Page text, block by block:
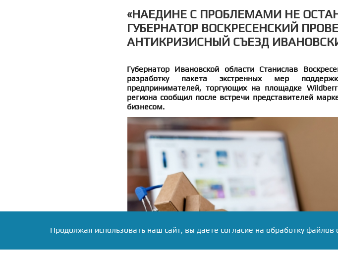
«НАЕДИНЕ С ПРОБЛЕМАМИ НЕ
ГУБЕРНАТОР ВОСКРЕСЕНСКИЙ
АНТИКРИЗИСНЫЙ СЪЕЗД
Губернатор Ивановской области Станислав
разработку пакета экстренных мер
предпринимателей, торгующих на площадке
региона сообщил после встречи представителей
бизнесом.
Продолжая использовать наш сайт, вы даете согласие на обработку